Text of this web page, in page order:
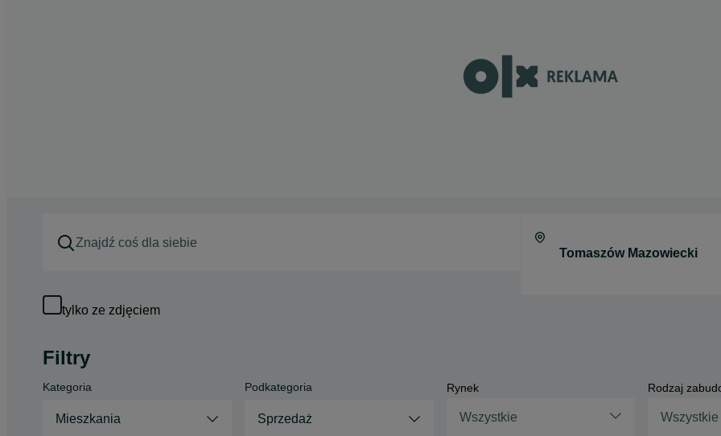
tylko ze zdjęciem
Filtry
Kategoria
Mieszkania
Podkategoria
Sprzedaż
Rynek
Wszystkie
Rodzaj
Wszystkie